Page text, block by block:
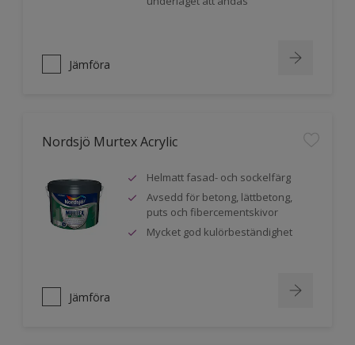
Jämföra
Nordsjö Murtex Acrylic
Helmatt fasad- och sockelfärg
Avsedd för betong, lättbetong,
puts och fibercementskivor
Mycket god kulörbeständighet
Jämföra